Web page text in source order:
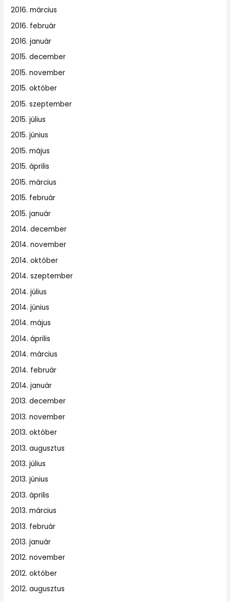
2016. március
2016. február
2016. január
2015. december
2015. november
2015. október
2015. szeptember
2015. július
2015. június
2015. május
2015. április
2015. március
2015. február
2015. január
2014. december
2014. november
2014. október
2014. szeptember
2014. július
2014. június
2014. május
2014. április
2014. március
2014. február
2014. január
2013. december
2013. november
2013. október
2013. augusztus
2013. július
2013. június
2013. április
2013. március
2013. február
2013. január
2012. november
2012. október
2012. augusztus